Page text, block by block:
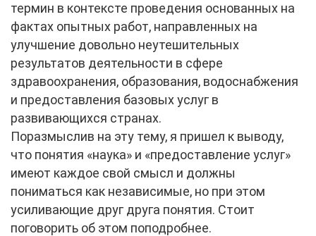
термин в контексте проведения основанных на
фактах опытных работ, направленных на
улучшение довольно неутешительных
результатов деятельности в сфере
здравоохранения, образования, водоснабжения
и предоставления базовых услуг в
развивающихся странах.
Поразмыслив на эту тему, я пришел к выводу,
что понятия «наука» и «предоставление услуг»
имеют каждое свой смысл и должны
пониматься как независимые, но при этом
усиливающие друг друга понятия. Стоит
поговорить об этом поподробнее.